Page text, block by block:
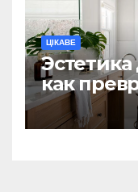
ЦІКАВЕ
как